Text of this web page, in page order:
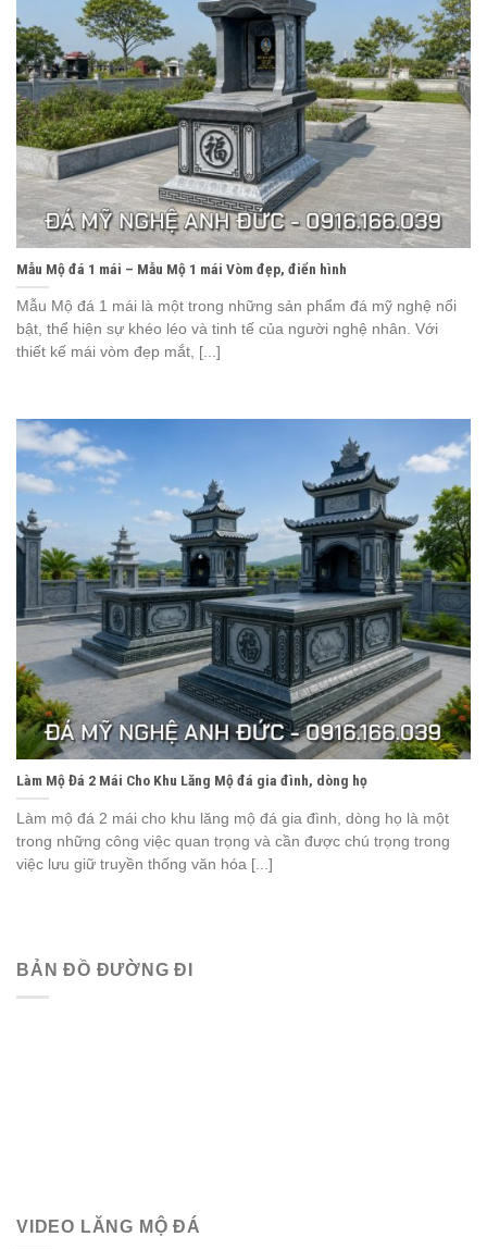
Mẫu Mộ đá 1 mái – Mẫu Mộ 1 mái Vòm đẹp, điển hình
Mẫu Mộ đá 1 mái là một trong những sản phẩm đá mỹ nghệ nổi
bật, thể hiện sự khéo léo và tinh tế của người nghệ nhân. Với
thiết kế mái vòm đẹp mắt, [...]
Làm Mộ Đá 2 Mái Cho Khu Lăng Mộ đá gia đình, dòng họ
Làm mộ đá 2 mái cho khu lăng mộ đá gia đình, dòng họ là một
trong những công việc quan trọng và cần được chú trọng trong
việc lưu giữ truyền thống văn hóa [...]
BẢN ĐỒ ĐƯỜNG ĐI
VIDEO LĂNG MỘ ĐÁ